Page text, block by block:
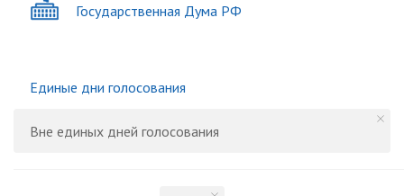
Государственная Дума РФ
Единые дни голосования
Вне единых дней голосования